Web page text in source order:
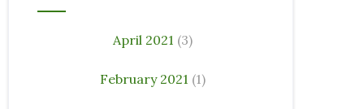
April 2021 (3)
February 2021 (1)